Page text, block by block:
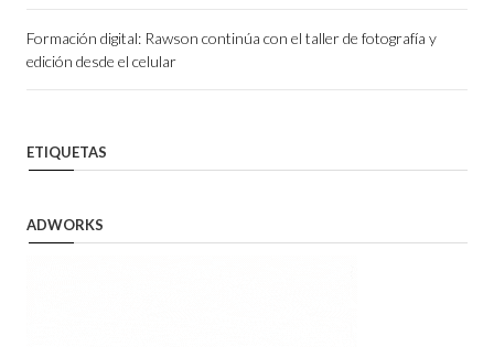
Formación digital: Rawson continúa con el taller de fotografía y
edición desde el celular
ETIQUETAS
ADWORKS